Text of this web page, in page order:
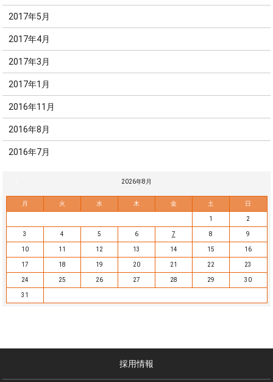
2017年5月
2017年4月
2017年3月
2017年1月
2016年11月
2016年8月
2016年7月
2026年8月
月 火 水 木 金 土 日
1 2
3 4 5 6 7 8 9
10 11 12 13 14 15 16
17 18 19 20 21 22 23
24 25 26 27 28 29 30
31
採用情報